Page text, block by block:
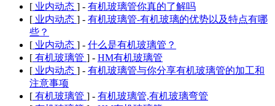
[ 业内动态 ] - 有机玻璃管你真的了解吗
[ 业内动态 ] - 有机玻璃管-有机玻璃的优势以及特点有哪
些？
[ 业内动态 ] - 什么是有机玻璃管？
[ 有机玻璃管 ] - HM有机玻璃管
[ 业内动态 ] - 有机玻璃管与你分享有机玻璃管的加工和
注意事项
[ 有机玻璃管 ] - 有机玻璃管,有机玻璃弯管